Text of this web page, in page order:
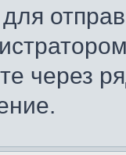
через